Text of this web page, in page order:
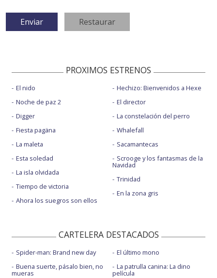
PROXIMOS ESTRENOS
El nido
Noche de paz 2
Digger
Fiesta pagäna
La maleta
Esta soledad
La isla olvidada
Tiempo de victoria
Ahora los suegros son ellos
Hechizo: Bienvenidos a Hexe
El director
La constelación del perro
Whalefall
Sacamantecas
Scrooge y los fantasmas de la
Navidad
Trinidad
En la zona gris
CARTELERA DESTACADOS
Spider-man: Brand new day
Buena suerte, pásalo bien, no
mueras
El último mono
La patrulla canina: La dino
película